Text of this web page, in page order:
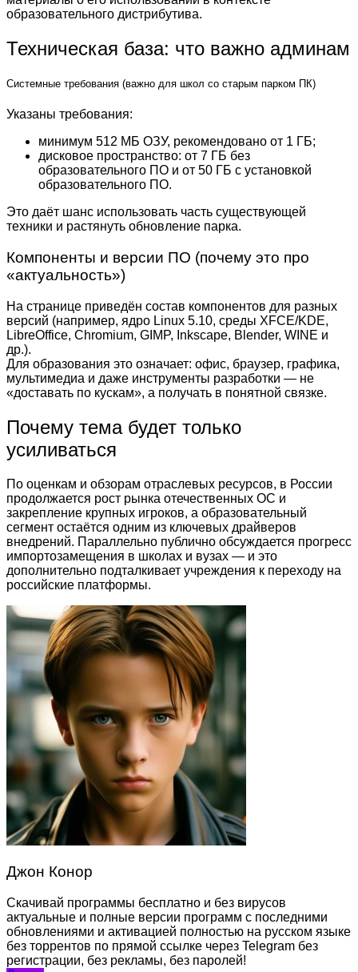
образовательного дистрибутива.
Техническая база: что важно админам
Системные требования (важно для школ со старым парком ПК)
Указаны требования:
минимум 512 МБ ОЗУ, рекомендовано от 1 ГБ;
дисковое пространство: от 7 ГБ без
образовательного ПО и от 50 ГБ с установкой
образовательного ПО.
Это даёт шанс использовать часть существующей
техники и растянуть обновление парка.
Компоненты и версии ПО (почему это про
«актуальность»)
На странице приведён состав компонентов для разных
версий (например, ядро Linux 5.10, среды XFCE/KDE,
LibreOffice, Chromium, GIMP, Inkscape, Blender, WINE и
др.).
Для образования это означает: офис, браузер, графика,
мультимедиа и даже инструменты разработки — не
«доставать по кускам», а получать в понятной связке.
Почему тема будет только
усиливаться
По оценкам и обзорам отраслевых ресурсов, в России
продолжается рост рынка отечественных ОС и
закрепление крупных игроков, а образовательный
сегмент остаётся одним из ключевых драйверов
внедрений. Параллельно публично обсуждается прогресс
импортозамещения в школах и вузах — и это
дополнительно подталкивает учреждения к переходу на
российские платформы.
Джон Конор
Скачивай программы бесплатно и без вирусов
актуальные и полные версии программ с последними
обновлениями и активацией полностью на русском языке
без торрентов по прямой ссылке через Telegram без
регистрации, без рекламы, без паролей!